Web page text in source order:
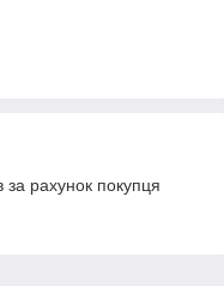
рахунок покупця